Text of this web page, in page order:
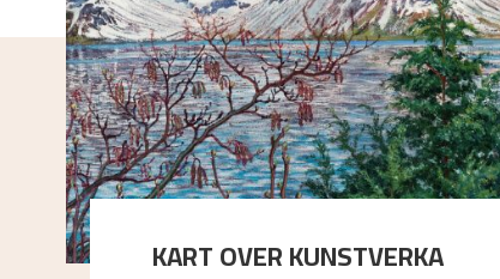
KART OVER KUNSTVERKA